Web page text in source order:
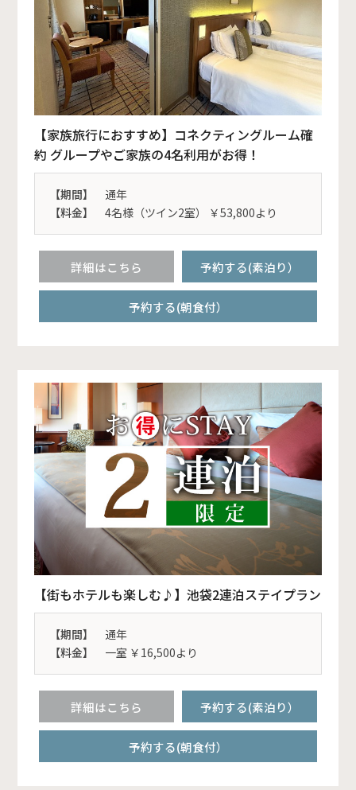
【家族旅行におすすめ】コネクティングルーム確
約 グループやご家族の4名利用がお得！
【期間】
通年
【料金】
4名様（ツイン2室） ￥53,800より
詳細はこちら 予約する(素泊り）
予約する(朝食付）
【街もホテルも楽しむ♪】池袋2連泊ステイプラン
【期間】
通年
【料金】
一室 ￥16,500より
詳細はこちら 予約する(素泊り）
予約する(朝食付）